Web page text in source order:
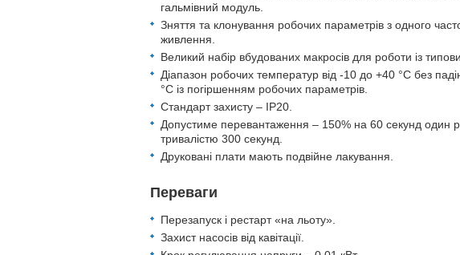
гальмівний модуль.
Зняття та клонування робочих параметрів з одного
живлення.
Великий набір вбудованих макросів для роботи із
Діапазон робочих температур від -10 до +40 °С без
°С із погіршенням робочих параметрів.
Стандарт захисту – IP20.
Допустиме перевантаження – 150% на 60 секунд один
тривалістю 300 секунд.
Друковані плати мають подвійне лакування.
Переваги
Перезапуск і рестарт «на льоту».
Захист насосів від кавітації.